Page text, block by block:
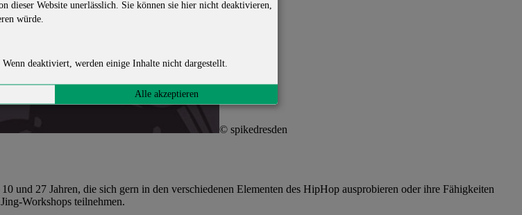
© spikedresden
27 Jahren, die sich gern in den verschiedenen Elementen des HipHop ausprobieren oder ihre Fähigkeiten
Workshops teilnehmen.
dieser Website unerlässlich. Sie können sie hier nicht deaktivieren,
würde.
deaktiviert, werden einige Inhalte nicht dargestellt.
Alle akzeptieren